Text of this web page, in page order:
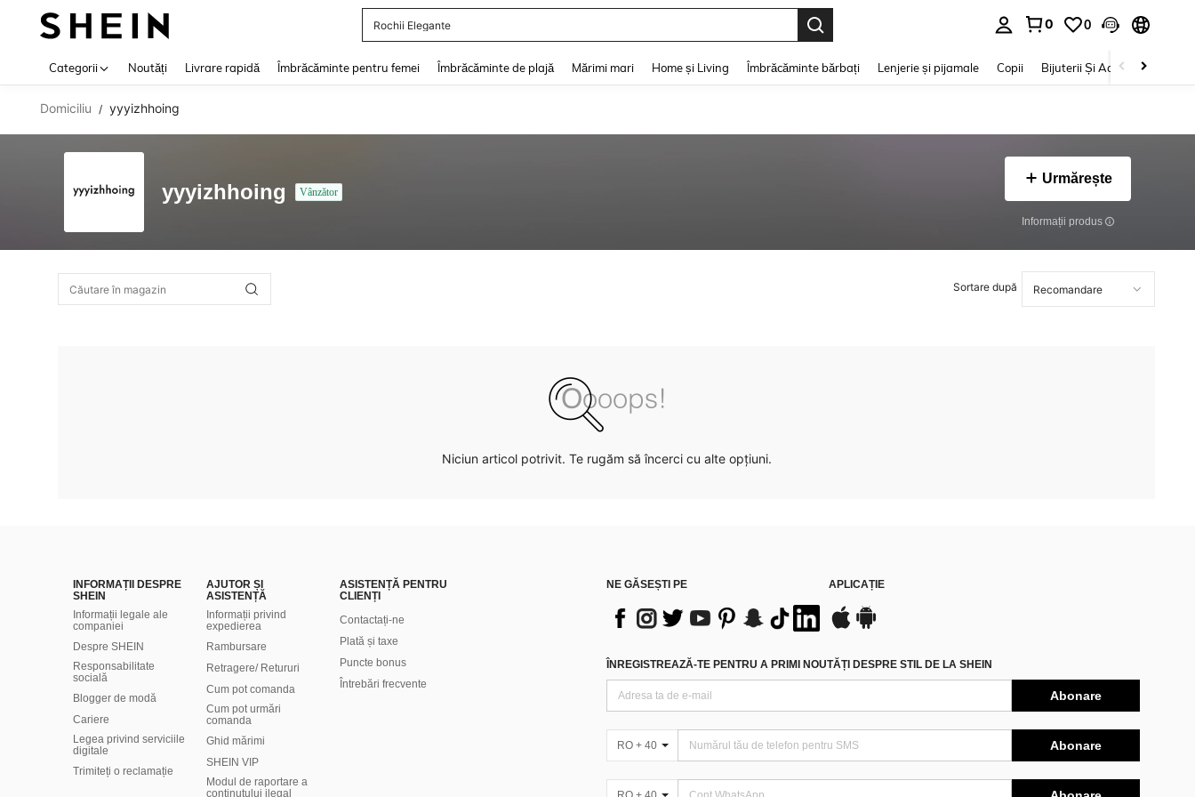
Rochii Elegante
0 0
Categorii Noutăți Livrare rapidă Îmbrăcăminte pentru femei Îmbrăcăminte de plajă Mărimi mari Home și Living Îmbrăcăminte bărbați Lenjerie și pijamale Copii Bijuterii Și Accesorii
Domiciliu / yyyizhhoing
yyyizhhoing Vânzător
Urmărește
Informații produs
Sortare după
Niciun articol potrivit. Te rugăm să încerci cu alte opțiuni.
INFORMAȚII DESPRE
SHEIN
Informații legale ale
companiei
Despre SHEIN
Responsabilitate
socială
Blogger de modă
Cariere
Legea privind serviciile
digitale
Trimiteți o reclamație
AJUTOR ȘI
ASISTENȚĂ
Informații privind
expedierea
Rambursare
Retragere/ Retururi
Cum pot comanda
Cum pot urmări
comanda
Ghid mărimi
SHEIN VIP
Modul de raportare a
conținutului ilegal
ASISTENȚĂ PENTRU
CLIENȚI
Contactați-ne
Plată și taxe
Puncte bonus
Întrebări frecvente
NE GĂSEȘTI PE APLICAȚIE
ÎNREGISTREAZĂ-TE PENTRU A PRIMI NOUTĂȚI DESPRE STIL DE LA SHEIN
Abonare
RO + 40 Abonare